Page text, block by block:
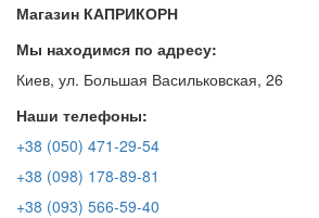
Магазин КАПРИКОРН
Мы находимся по адресу:
Киев, ул. Большая Васильковская, 26
Наши телефоны:
+38 (050) 471-29-54
+38 (098) 178-89-81
+38 (093) 566-59-40